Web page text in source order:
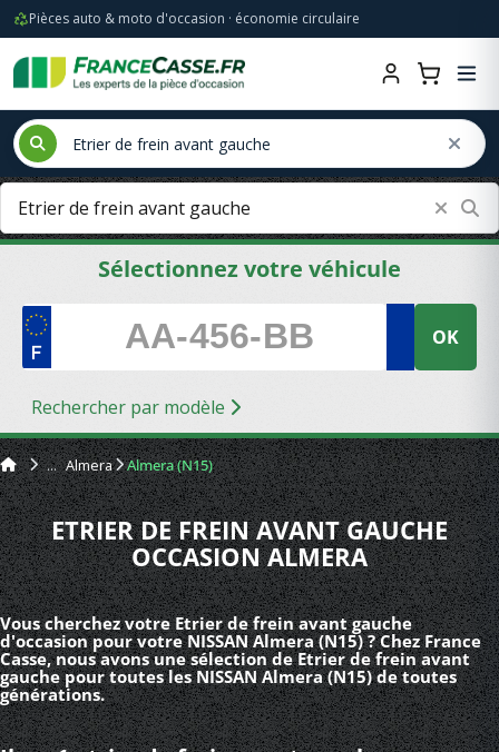
Pièces auto & moto d'occasion · économie circulaire
Sélectionnez votre véhicule
OK
Rechercher par modèle
Almera Almera (N15)
ETRIER DE FREIN AVANT GAUCHE
OCCASION ALMERA
Vous cherchez votre Etrier de frein avant gauche
d'occasion pour votre NISSAN Almera (N15) ? Chez France
Casse, nous avons une sélection de Etrier de frein avant
gauche pour toutes les NISSAN Almera (N15) de toutes
générations.